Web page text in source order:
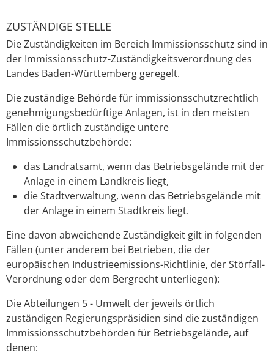
ZUSTÄNDIGE STELLE
Die Zuständigkeiten im Bereich Immissionsschutz sind in
der Immissionsschutz-Zuständigkeitsverordnung des
Landes Baden-Württemberg geregelt.
Die zuständige Behörde für immissionsschutzrechtlich
genehmigungsbedürftige Anlagen, ist in den meisten
Fällen die örtlich zuständige untere
Immissionsschutzbehörde:
das Landratsamt, wenn das Betriebsgelände mit der
Anlage in einem Landkreis liegt,
die Stadtverwaltung, wenn das Betriebsgelände mit
der Anlage in einem Stadtkreis liegt.
Eine davon abweichende Zuständigkeit gilt in folgenden
Fällen (unter anderem bei Betrieben, die der
europäischen Industrieemissions-Richtlinie, der Störfall-
Verordnung oder dem Bergrecht unterliegen):
Die Abteilungen 5 - Umwelt der jeweils örtlich
zuständigen Regierungspräsidien sind die zuständigen
Immissionsschutzbehörden für Betriebsgelände, auf
denen: